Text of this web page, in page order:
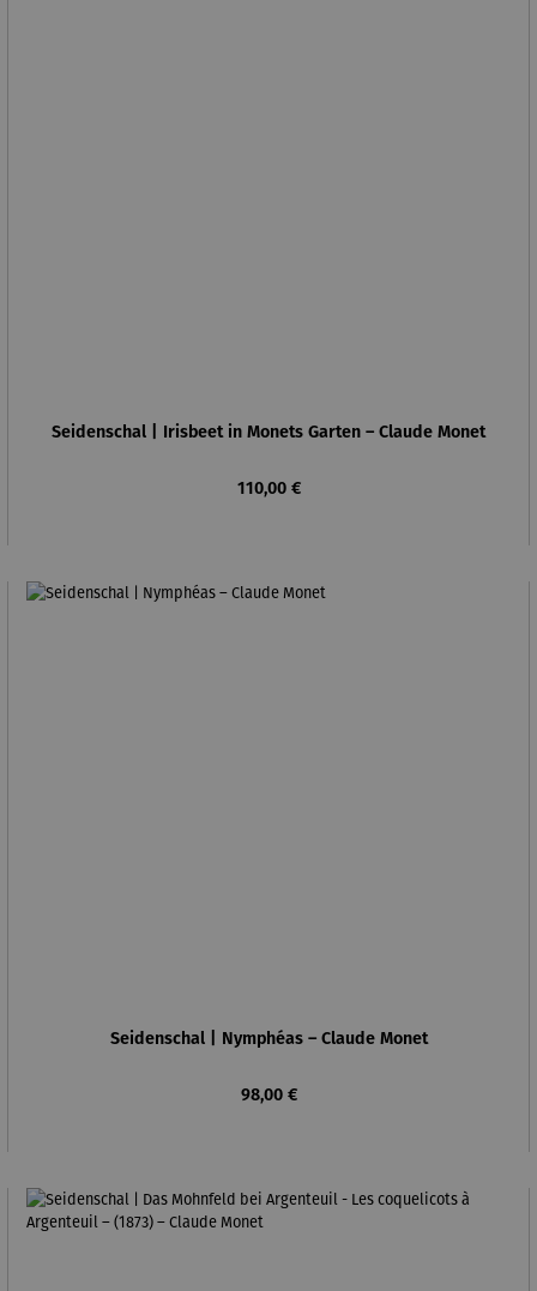
Seidenschal | Irisbeet in Monets Garten – Claude Monet
Regulärer Preis:
110,00 €
Seidenschal | Nymphéas – Claude Monet
Regulärer Preis:
98,00 €